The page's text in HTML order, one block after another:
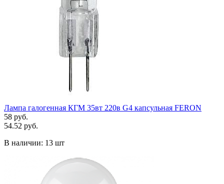
Лампа галогенная КГМ 35вт 220в G4 капсульная FERON
58 руб.
54.52 руб.
В наличии: 13 шт